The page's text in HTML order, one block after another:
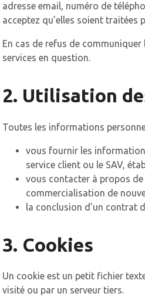
adresse email, numéro de
acceptez qu’elles soient traitées
En cas de refus de
services en question.
2. Utilisation
Toutes les informations
vous fournir les
service client ou le SAV,
vous contacter à propos
commercialisation de
la conclusion d’un contrat
3. Cookies
Un cookie est un petit fichier
visité ou par un serveur tiers.